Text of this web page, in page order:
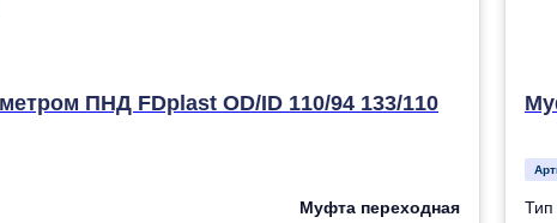
ПНД FDplast OD/ID 110/94 133/110
Муфта переходная
Тип